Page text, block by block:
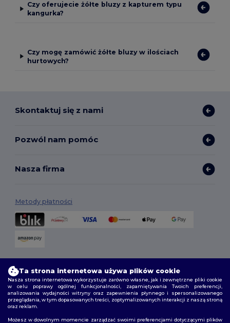
Czy oferujecie żółte bluzy z kapturem typu
kangurka?
Czy mogę zamówić żółte bluzy w ilościach
hurtowych?
Skontaktuj się z nami
Pozwól nam pomóc
Nasza firma
Metody płatności
Ta strona internetowa używa plików cookie
Nasza strona internetowa wykorzystuje zarówno własne, jak i zewnętrzne pliki cookie
w celu poprawy ogólnej funkcjonalności, zapamiętywania Twoich preferencji,
analizowania wydajności witryny oraz zapewnienia płynnego i spersonalizowanego
przeglądania, w tym dopasowanych treści, zoptymalizowanych interakcji z naszą stroną
oraz reklam.
Możesz w dowolnym momencie zarządzać swoimi preferencjami dotyczącymi plików